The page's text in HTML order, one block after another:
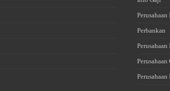
Perbankan
Perusahaan